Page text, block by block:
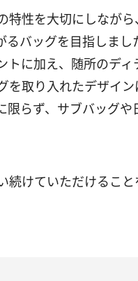
特性を大切にしなが
るバッグを目指しま
トに加え、随所のデ
を取り入れたデザイ
限らず、サブバッグ
続けていただけるこ